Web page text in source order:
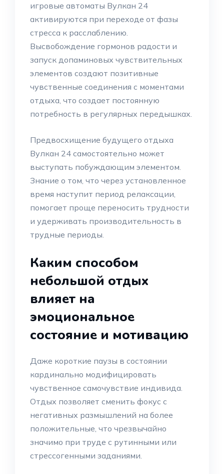
игровые автоматы Вулкан 24
активируются при переходе от фазы
стресса к расслаблению.
Высвобождение гормонов радости и
запуск допаминовых чувствительных
элементов создают позитивные
чувственные соединения с моментами
отдыха, что создает постоянную
потребность в регулярных передышках.
Предвосхищение будущего отдыха
Вулкан 24 самостоятельно может
выступать побуждающим элементом.
Знание о том, что через установленное
время наступит период релаксации,
помогает проще переносить трудности
и удерживать производительность в
трудные периоды.
Каким способом
небольшой отдых
влияет на
эмоциональное
состояние и мотивацию
Даже короткие паузы в состоянии
кардинально модифицировать
чувственное самочувствие индивида.
Отдых позволяет сменить фокус с
негативных размышлений на более
положительные, что чрезвычайно
значимо при труде с рутинными или
стрессогенными заданиями.